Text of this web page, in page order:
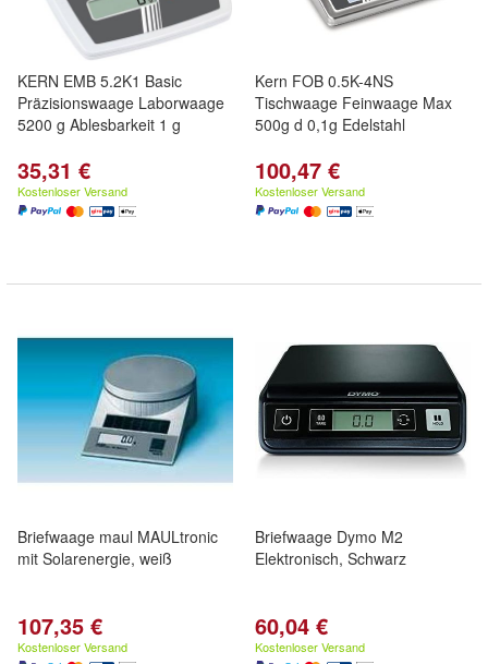
KERN EMB 5.2K1 Basic
Präzisionswaage Laborwaage
5200 g Ablesbarkeit 1 g
35,31 €
Kostenloser Versand
Kern FOB 0.5K-4NS
Tischwaage Feinwaage Max
500g d 0,1g Edelstahl
100,47 €
Kostenloser Versand
Briefwaage maul MAULtronic
mit Solarenergie, weiß
107,35 €
Kostenloser Versand
Briefwaage Dymo M2
Elektronisch, Schwarz
60,04 €
Kostenloser Versand